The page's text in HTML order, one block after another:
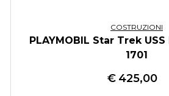
COSTRUZIONI
PLAYMOBIL Star Trek
1701
€ 425,00